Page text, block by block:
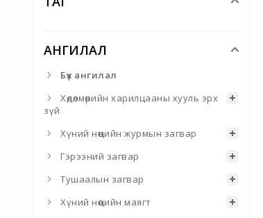
АНГИЛАЛ
Бүх ангилал
Хөдөлмөрийн харилцааны хууль эрх
зүй
Хүний нөөцийн журмын загвар
Гэрээний загвар
Тушаалын загвар
Хүний нөөцийн маягт